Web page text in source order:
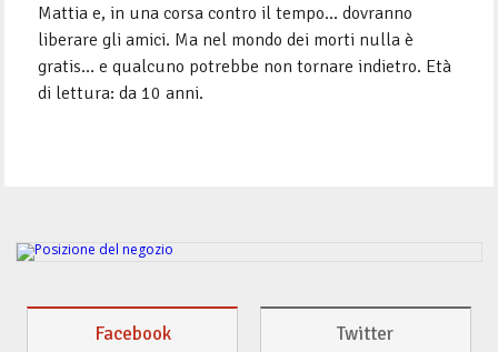
Mattia e, in una corsa contro il tempo... dovranno
liberare gli amici. Ma nel mondo dei morti nulla è
gratis… e qualcuno potrebbe non tornare indietro. Età
di lettura: da 10 anni.
Facebook Twitter